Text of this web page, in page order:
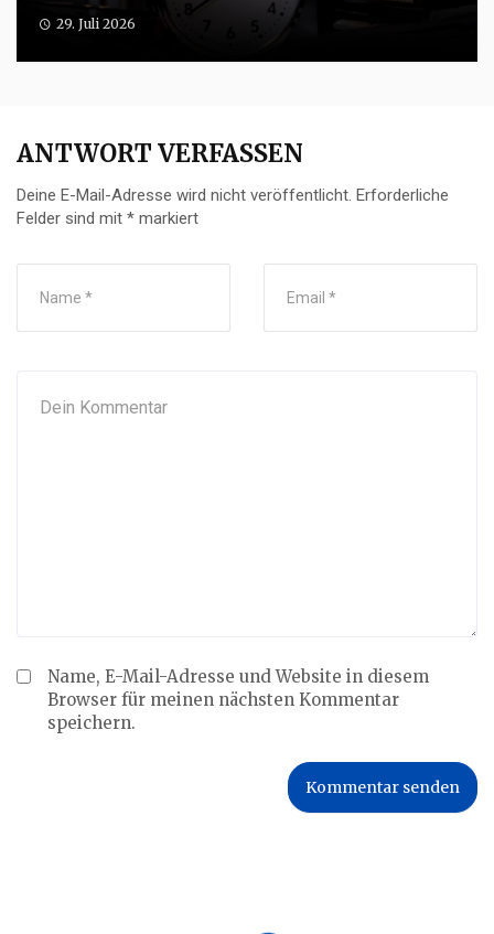
29. Juli 2026
ANTWORT VERFASSEN
Deine E-Mail-Adresse wird nicht veröffentlicht. Erforderliche
Felder sind mit * markiert
Name, E-Mail-Adresse und Website in diesem
Browser für meinen nächsten Kommentar
speichern.